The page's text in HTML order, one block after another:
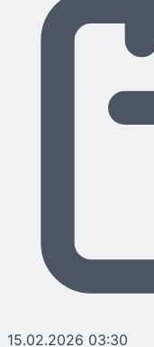
15.02.2026 03:30